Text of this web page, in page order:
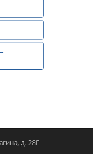
д. 28Г